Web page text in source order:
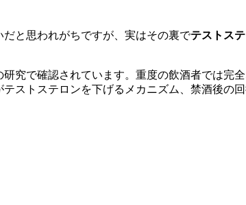
と思われがちですが、実はその裏でテストス
研究で確認されています。重度の飲酒者では完
ストステロンを下げるメカニズム、禁酒後の